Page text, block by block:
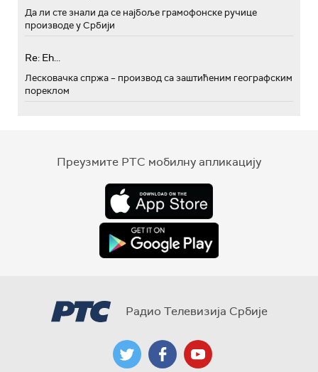
Да ли сте знали да се најбоље грамофонске ручице
производе у Србији
Re: Eh...
Лесковачка спржа – производ са заштићеним географским
пореклом
Преузмите РТС мобилну апликацију
Радио Телевизија Србије